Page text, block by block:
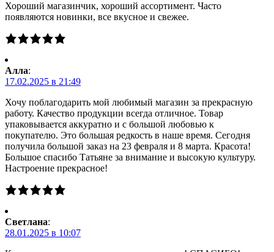
Хороший магазинчик, хороший ассортимент. Часто
появляются новинки, все вкусное и свежее.
Алла:
17.02.2025 в 21:49
Хочу поблагодарить мой любимый магазин за прекрасную
работу. Качество продукции всегда отличное. Товар
упаковывается аккуратно и с большой любовью к
покупателю. Это большая редкость в наше время. Сегодня
получила большой заказ на 23 февраля и 8 марта. Красота!
Большое спасибо Татьяне за внимание и высокую культуру.
Настроение прекрасное!
Светлана:
28.01.2025 в 10:07